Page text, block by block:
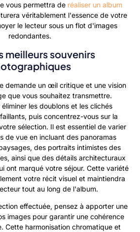
vous permettra de réaliser un album
véritablement l'essence de votre
le lecteur sous un flot d'images
redondantes.
meilleurs souvenirs
demande un œil critique et une vision
que vous souhaitez transmettre.
les doublons et les clichés
puis concentrez-vous sur la
sélection. Il est essentiel de varier
de vue en incluant des panoramas
des portraits intimistes des
ainsi que des détails architecturaux
ont marqué votre séjour. Cette variété
votre récit visuel et maintiendra
tout au long de l'album.
effectuée, pensez à apporter une
images pour garantir une cohérence
Cette harmonisation chromatique et